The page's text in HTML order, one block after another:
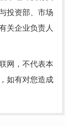
投资部、市场
关企业负责人
网，不代表本
如有对您造成